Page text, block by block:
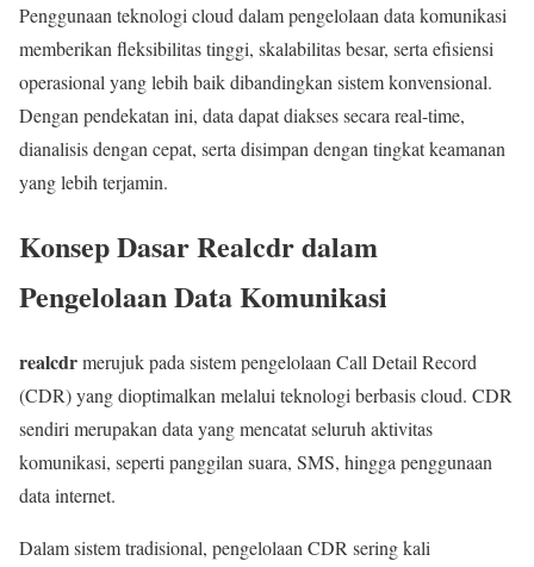
Penggunaan teknologi cloud dalam pengelolaan data komunikasi
memberikan fleksibilitas tinggi, skalabilitas besar, serta efisiensi
operasional yang lebih baik dibandingkan sistem konvensional.
Dengan pendekatan ini, data dapat diakses secara real-time,
dianalisis dengan cepat, serta disimpan dengan tingkat keamanan
yang lebih terjamin.
Konsep Dasar Realcdr dalam
Pengelolaan Data Komunikasi
realcdrmerujuk pada sistem pengelolaan Call Detail Record
(CDR) yang dioptimalkan melalui teknologi berbasis cloud. CDR
sendiri merupakan data yang mencatat seluruh aktivitas
komunikasi, seperti panggilan suara, SMS, hingga penggunaan
data internet.
Dalam sistem tradisional, pengelolaan CDR sering kali